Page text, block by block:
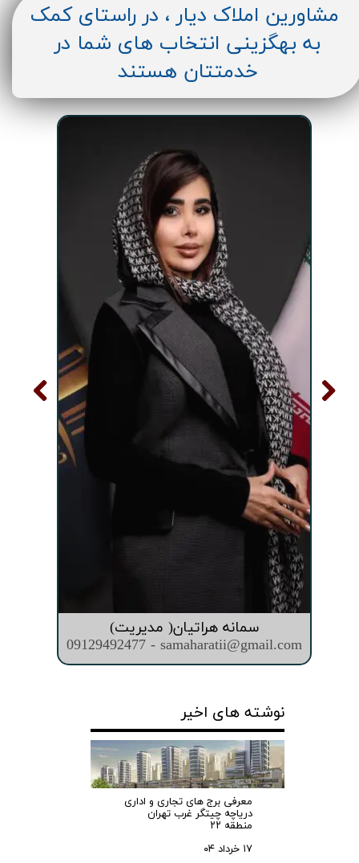
سمانه هراتیان( مدیریت)
09129492477 - samaharatii@gmail.com
مشاورین املاک دیار ، در راستای کمک
به بهگزینی انتخاب های شما در
خدمتتان هستند
نوشته های اخیر
معرفی برج های تجاری و اداری
دریاچه چیتگر غرب تهران
منطقه ۲۲
۱۷ خرداد ۰۴